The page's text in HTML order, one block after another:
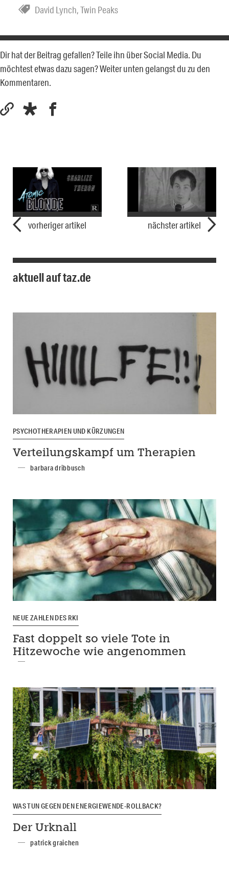
David Lynch,Twin Peaks
Dir hat der Beitrag gefallen? Teile ihn über Social Media. Du
möchtest etwas dazu sagen? Weiter unten gelangst du zu den
Kommentaren.
vorheriger artikel nächster artikel
aktuell auf taz.de
PSYCHOTHERAPIEN UND KÜRZUNGEN
Verteilungskampf um Therapien
barbara dribbusch
NEUE ZAHLEN DES RKI
Fast doppelt so viele Tote in
Hitzewoche wie angenommen
WAS TUN GEGEN DEN ENERGIEWENDE-ROLLBACK?
Der Urknall
patrick graichen